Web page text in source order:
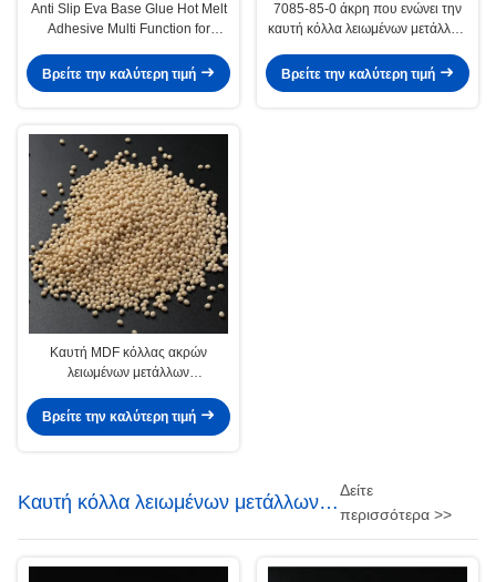
Anti Slip Eva Base Glue Hot Melt
Adhesive Multi Function for
Βρείτε την καλύτερη τιμή
7085-85-0 άκρη που ενώνει την
καυτή κόλλα λειωμένων μετάλλων
Βρείτε την καλύτερη τιμή
Καυτή MDF κόλλας ακρών
λειωμένων μετάλλων
ξύλου κόλλα λειωμένων μετάλλων
Βρείτε την καλύτερη τιμή
Καυτή κόλλα λειωμένων μετάλλων
PSA
Δείτε
περισσότερα >>